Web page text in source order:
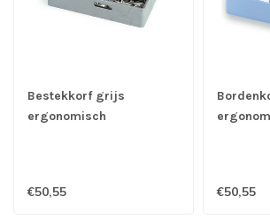
Bestekkorf grijs
ergonomisch
€50,55 €50,55